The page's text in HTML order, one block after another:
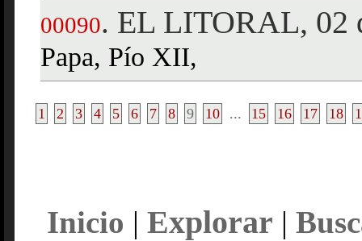
00090. EL LITORAL, 02
Papa, Pío XII,
1 2 3 4 5 6 7 8 9 10 ... 15 16 17 18
Inicio | Explorar |